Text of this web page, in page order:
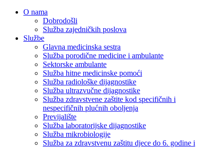
O nama
Dobrodošli
Služba zajedničkih poslova
Službe
Glavna medicinska sestra
Služba porodične medicine i ambulante
Sektorske ambulante
Služba hitne medicinske pomoći
Služba radiološke dijagnostike
Služba ultrazvučne dijagnostike
Služba zdravstvene zaštite kod specifičnih i
nespecifičnih plućnih oboljenja
Previjalište
Služba laboratorijske dijagnostike
Služba mikrobiologije
Služba za zdravstvenu zaštitu djece do 6. godine i